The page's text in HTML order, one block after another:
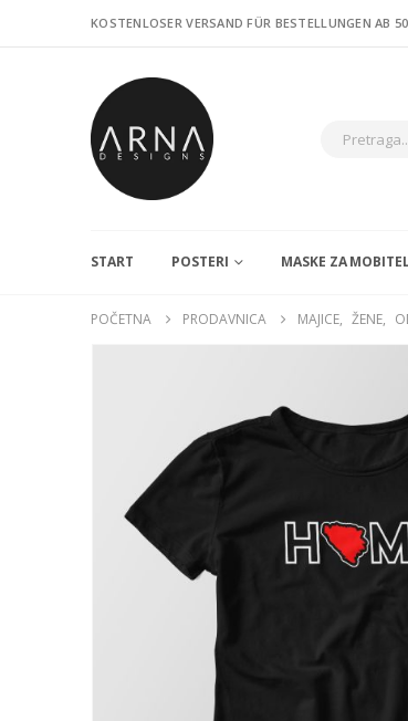
KOSTENLOSER VERSAND FÜR BESTELLUNGEN AB
START POSTERI MASKE ZA
POČETNA PRODAVNICA MAJICE, ŽENE,